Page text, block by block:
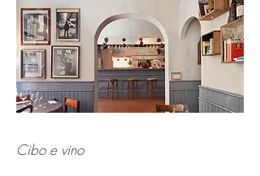
Cibo e vino